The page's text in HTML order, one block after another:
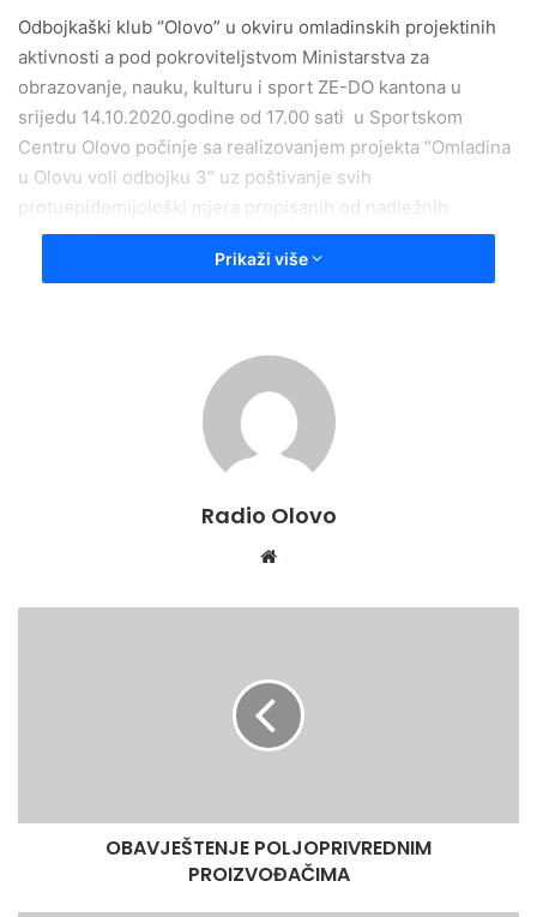
Odbojkaški klub “Olovo” u okviru omladinskih projektinih
aktivnosti a pod pokroviteljstvom Ministarstva za
obrazovanje, nauku, kulturu i sport ZE-DO kantona u
srijedu 14.10.2020.godine od 17.00 sati u Sportskom
Centru Olovo počinje sa realizovanjem projekta “Omladina
u Olovu voli odbojku 3” uz poštivanje svih
protuepidemijološki mjera propisanih od nadležnih
institucija.
U školu odbojke trenutno je uključeno 30 djevojčica
podijeljenih u dvije grupe.Prema riječima trenera Adnana
Hodžića bit će ovo dobra prilika da se kroz treninge sa
Prikaži više
Radio Olovo
OBAVJEŠTENJE POLJOPRIVREDNIM
PROIZVOĐAČIMA